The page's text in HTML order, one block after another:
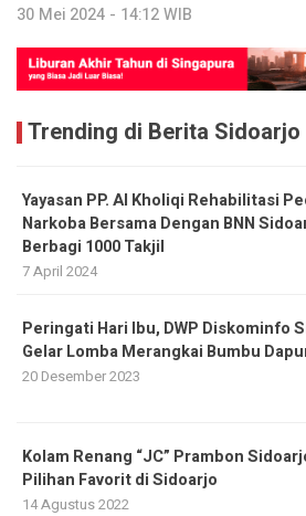
30 Mei 2024 - 14:12 WIB
Trending di Berita Sidoarjo
Yayasan PP. Al Kholiqi Rehabilitasi
Narkoba Bersama Dengan BNN
Berbagi 1000 Takjil
7 April 2024
Peringati Hari Ibu, DWP Diskominfo
Gelar Lomba Merangkai Bumbu
20 Desember 2023
Kolam Renang “JC” Prambon
Pilihan Favorit di Sidoarjo
14 Agustus 2022